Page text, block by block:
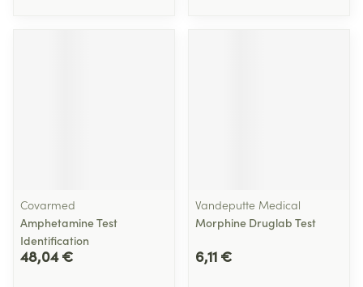
Covarmed
Amphetamine Test
Identification
48,04 €
Vandeputte Medical
Morphine Druglab Test
6,11 €